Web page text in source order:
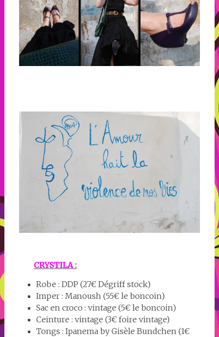
CRYSTILA :
Robe : DDP (27€ Dégriff stock)
Imper : Manoush (55€ le boncoin)
Sac en croco : vintage (5€ le boncoin)
Ceinture : vintage (3€ foire vintage)
Tongs : Ipanema by Gisèle Bundchen (1€